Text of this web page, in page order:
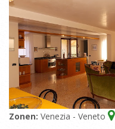
Zonen: Venezia - Veneto